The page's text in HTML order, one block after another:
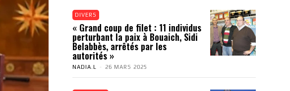
DIVERS
« Grand coup de filet : 11 individus
perturbant la paix à Bouaich, Sidi
Belabbès, arrêtés par les
autorités »
NADIA.L - 26 MARS 2025